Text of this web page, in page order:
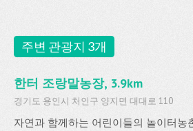
주변 관광지 3개
한터 조랑말농장, 3.9km
경기도 용인시 처인구 양지면 대대로 110
자연과 함께하는 어린이들의 놀이터농